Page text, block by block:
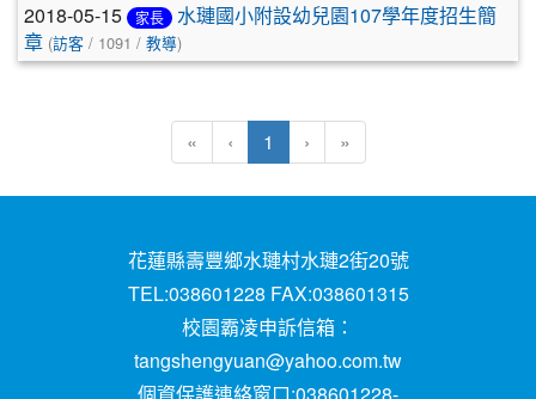
2018-05-15 家長
水璉國小附設幼兒園107學年度招生簡
章 (訪客 / 1091 / 教導)
« ‹ 1 (目前頁次)
› »
花蓮縣壽豐鄉水璉村水璉2街20號
TEL:038601228 FAX:038601315
校園霸凌申訴信箱：
tangshengyuan@yahoo.com.tw